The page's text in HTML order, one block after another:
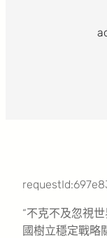
“不克不及忽視
國樹立穩定戰略